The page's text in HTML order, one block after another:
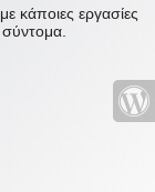
κάποιες εργασίες